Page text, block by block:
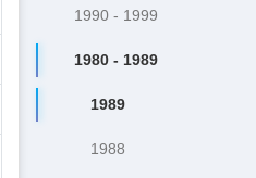
1990 - 1999
1980 - 1989
1989
1988